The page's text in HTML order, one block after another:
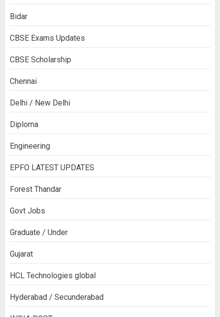
Bidar
CBSE Exams Updates
CBSE Scholarship
Chennai
Delhi / New Delhi
Diploma
Engineering
EPFO LATEST UPDATES
Forest Thandar
Govt Jobs
Graduate / Under
Gujarat
HCL Technologies global
Hyderabad / Secunderabad